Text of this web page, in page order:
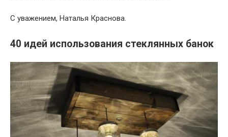
С уважением, Наталья Краснова.
40 идей использования стеклянных банок